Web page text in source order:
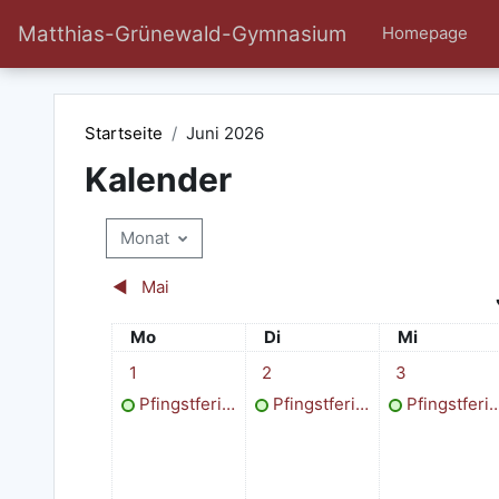
Matthias-Grünewald-Gymnasium Homepage
Startseite Juni 2026
Kalender
Monat
◀︎ Mai
Montag
Mo Dienstag
Di Mittwoch
Mi
1 Termin, Montag, 1. Juni
1
Pfingstferien
1 Termin, Dienstag, 2. Juni
2
Pfingstferien
1 Termin,
3
Pfingstferien